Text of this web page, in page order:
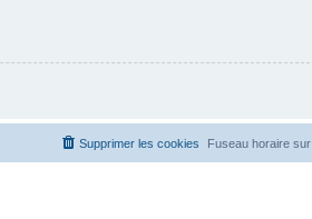
Fuseau horaire sur
Supprimer les cookies